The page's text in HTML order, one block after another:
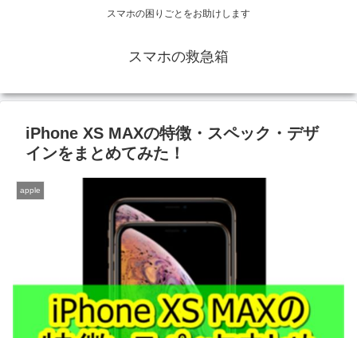
スマホの困りごとをお助けします
スマホの救急箱
iPhone XS MAXの特徴・スペック・デザ
インをまとめてみた！
apple